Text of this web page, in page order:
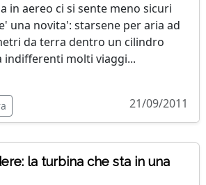
in aereo ci si sente meno sicuri
una novita': starsene per aria ad
da terra dentro un cilindro
indifferenti molti viaggi...
21/09/2011
la turbina che sta in una